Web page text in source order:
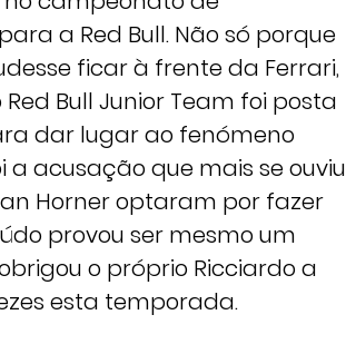
a Red Bull. Não só porque
ficar à frente da Ferrari,
Bull Junior Team foi posta
dar lugar ao fenómeno
a acusação que mais se ouviu
Horner optaram por fazer
provou ser mesmo um
o próprio Ricciardo a
esta temporada.